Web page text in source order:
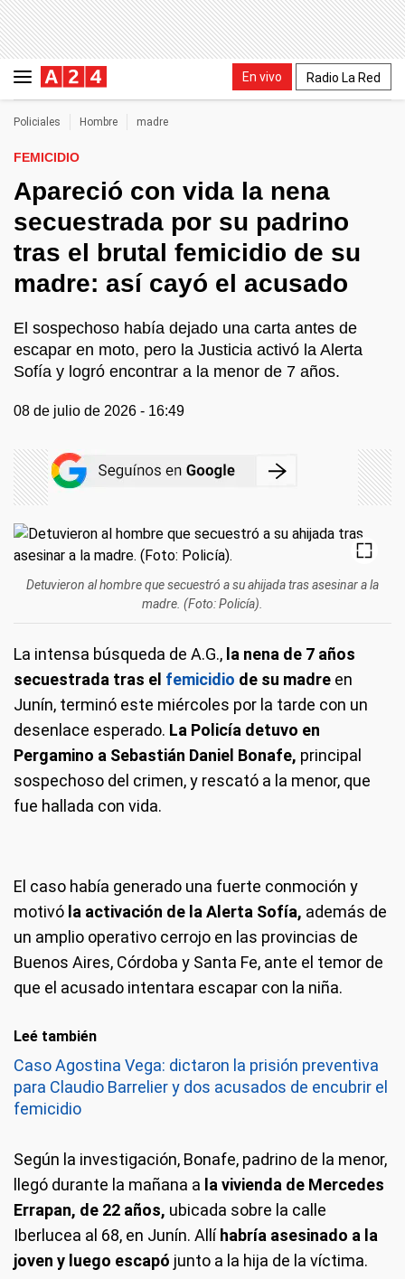
En vivo Radio La Red
Policiales Hombre madre
FEMICIDIO
Apareció con vida la nena
secuestrada por su padrino
tras el brutal femicidio de su
madre: así cayó el acusado
El sospechoso había dejado una carta antes de
escapar en moto, pero la Justicia activó la Alerta
Sofía y logró encontrar a la menor de 7 años.
08 de julio de 2026 - 16:49
Detuvieron al hombre que secuestró a su ahijada tras asesinar a la
madre. (Foto: Policía).
La intensa búsqueda de A.G., la nena de 7 años
secuestrada tras el femicidio de su madre en
Junín, terminó este miércoles por la tarde con un
desenlace esperado. La Policía detuvo en
Pergamino a Sebastián Daniel Bonafe, principal
sospechoso del crimen, y rescató a la menor, que
fue hallada con vida.
El caso había generado una fuerte conmoción y
motivó la activación de la Alerta Sofía, además de
un amplio operativo cerrojo en las provincias de
Buenos Aires, Córdoba y Santa Fe, ante el temor de
que el acusado intentara escapar con la niña.
Leé también
Caso Agostina Vega: dictaron la prisión preventiva
para Claudio Barrelier y dos acusados de encubrir el
femicidio
Según la investigación, Bonafe, padrino de la menor,
llegó durante la mañana a la vivienda de Mercedes
Errapan, de 22 años, ubicada sobre la calle
Iberlucea al 68, en Junín. Allí habría asesinado a la
joven y luego escapó junto a la hija de la víctima.